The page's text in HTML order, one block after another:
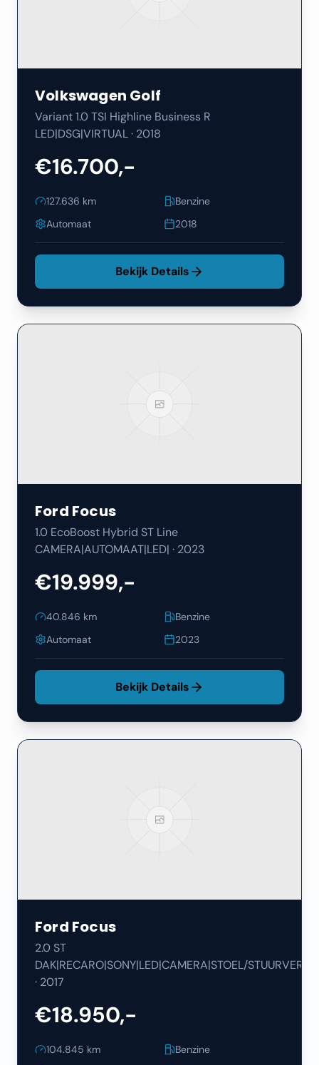
Volkswagen Golf
Variant 1.0 TSI Highline Business R
LED|DSG|VIRTUAL· 2018
€16.700,-
127.636 km
Benzine
Automaat
2018
Bekijk Details
Ford Focus
1.0 EcoBoost Hybrid ST Line
CAMERA|AUTOMAAT|LED| · 2023
€19.999,-
40.846 km
Benzine
Automaat
2023
Bekijk Details
Ford Focus
2.0 ST
DAK|RECARO|SONY|LED|CAMERA|STOEL/STUURVERW|
· 2017
€18.950,-
104.845 km
Benzine